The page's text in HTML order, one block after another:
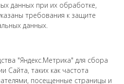
данных при их обработке,
требования к защите
данных.
"Яндекс.Метрика" для сбора
Сайта, таких как частота
посещенные страницы и